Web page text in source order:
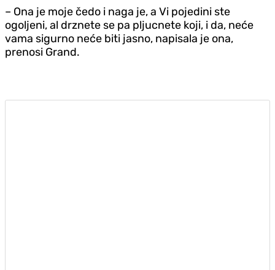
– Ona je moje čedo i naga je, a Vi pojedini ste
ogoljeni, al drznete se pa pljucnete koji, i da, neće
vama sigurno neće biti jasno, napisala je ona,
prenosi Grand.